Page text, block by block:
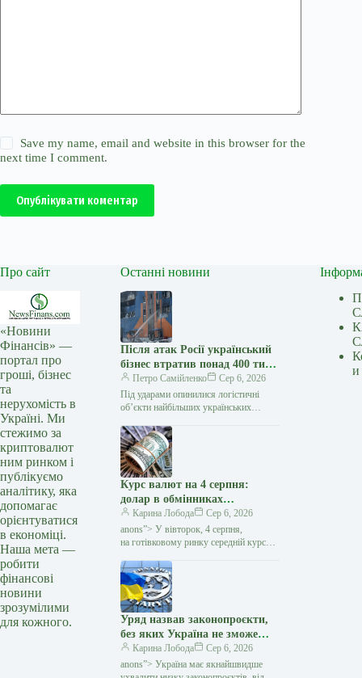
Save my name, email and website in this browser for the
next time I comment.
Опублікувати коментар
Про сайт
«Новини
Фінансів» —
портал про
гроші, бізнес
та
нерухомість в
Україні. Ми
стежимо за
криптовалют
ним ринком і
публікуємо
аналітику, яка
допомагає
орієнтуватися
в економіці.
Наша мета —
робити
фінансові
новини
зрозумілими
для кожного.
Останні новини
Після атак Росії український
бізнес втратив понад 400 тис.
кв. м складів – Forbes
Петро Самійленко
Сер 6, 2026
Під ударами опинилися логістичні
об’єкти найбільших українських
повномасштабної війни російські атаки
знищили понад 400 тис. кв. м…
Курс валют на 4 серпня:
долар в обмінниках
подешевшав на 10 копійок —
Мінфін
Карина Лобода
Сер 6, 2026
anons”> У вівторок, 4 серпня,
на готівковому ринку середній курс
у покупці та виріс на 7 копійок
у продажу. Євро подорожчало…
Уряд назвав законопроєкти,
без яких Україна не зможе
просунутися до членства в ЄС
— Мінфін
Карина Лобода
Сер 6, 2026
anons”> Україна має якнайшвидше
и